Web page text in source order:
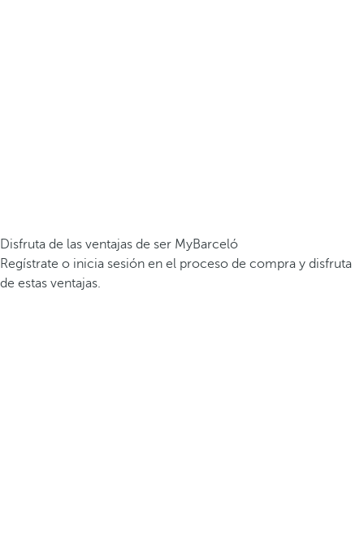
Disfruta de las ventajas de ser MyBarceló
Regístrate o inicia sesión en el proceso de compra y disfruta
de estas ventajas.